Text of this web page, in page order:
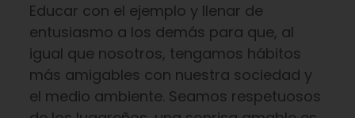
Educar con el ejemplo y llenar de
entusiasmo a los demás para que, al
igual que nosotros, tengamos hábitos
más amigables con nuestra sociedad y
el medio ambiente. Seamos respetuosos